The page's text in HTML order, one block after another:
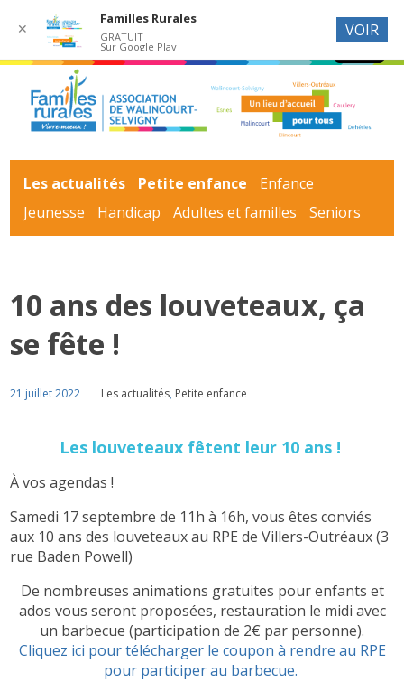
Les actualités Petite enfance
Enfance
Jeunesse
Handicap Adultes et familles Seniors
10 ans des louveteaux, ça
se fête !
21 juillet 2022 Les actualités, Petite enfance
Les louveteaux fêtent leur 10 ans !
À vos agendas !
Samedi 17 septembre de 11h à 16h, vous êtes conviés
aux 10 ans des louveteaux au RPE de Villers-Outréaux (3
rue Baden Powell)
De nombreuses animations gratuites pour enfants et
ados vous seront proposées, restauration le midi avec
un barbecue (participation de 2€ par personne).
Cliquez ici pour télécharger le coupon à rendre au RPE
pour participer au barbecue.
✕
Familles Rurales
GRATUIT
Sur Google Play
VOIR